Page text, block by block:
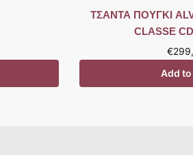
ΤΣΑΝΤΑ ΠΟΥΓΚΙ
CLASSE
€
Add